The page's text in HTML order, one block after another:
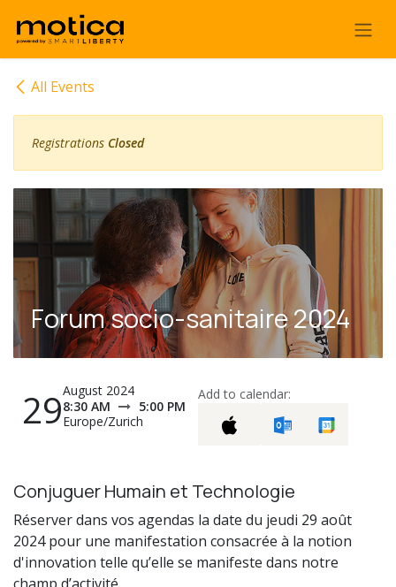
Skip to Content
All Events
Registrations Closed
Forum socio-sanitaire 2024
29August 2024
8:30 AM
5:00 PM
Europe/Zurich
Add to calendar:
Conjuguer Humain et Technologie
Réserver dans vos agendas la date du jeudi 29 août
2024 pour une manifestation consacrée à la notion
d'innovation telle qu’elle se manifeste dans notre